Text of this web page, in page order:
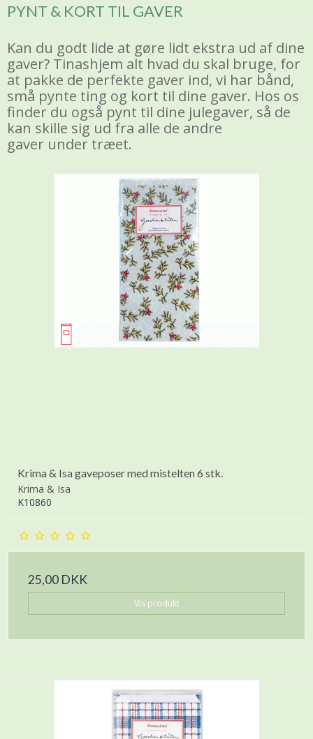
PYNT & KORT TIL GAVER
Kan du godt lide at gøre lidt ekstra ud af dine
gaver? Tinashjem alt hvad du skal bruge, for
at pakke de perfekte gaver ind, vi har bånd,
små pynte ting og kort til dine gaver. Hos os
finder du også pynt til dine julegaver, så de
kan skille sig ud fra alle de andre
gaver under træet.
Krima & Isa gaveposer med mistelten 6 stk.
Krima & Isa
K10860
25,00 DKK
Vis produkt